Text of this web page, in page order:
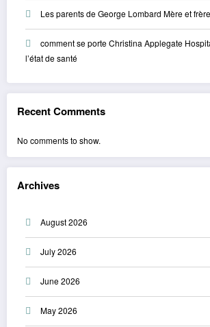
Les parents de George Lombard Mère et
comment se porte Christina Applegate
l’état de santé
Recent Comments
No comments to show.
Archives
August 2026
July 2026
June 2026
May 2026